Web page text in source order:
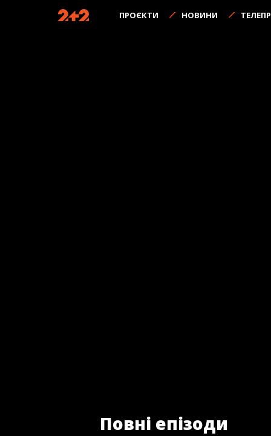
ПРОЄКТИ НОВИНИ
Повні епізоди